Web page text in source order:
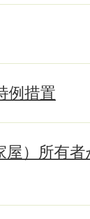
例措置
屋）所有